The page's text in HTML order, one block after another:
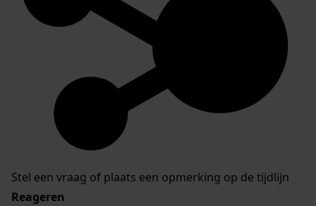
Stel een vraag of plaats een opmerking op de tijdlijn
Reageren